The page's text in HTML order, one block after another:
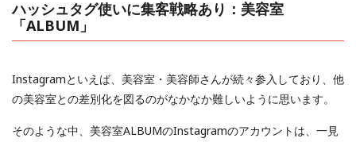
ハッシュタグ使いに集客戦略あり：美容室
「ALBUM」
Instagramといえば、美容室・美容師さんが続々参入しており、他
の美容室との差別化を図るのがなかなか難しいように思います。
そのような中、美容室ALBUMのInstagramのアカウントは、一見